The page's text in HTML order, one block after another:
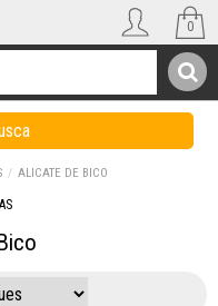
0
ALICATE DE BICO